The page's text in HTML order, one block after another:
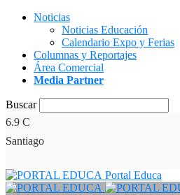
Noticias
Noticias Educación
Calendario Expo y Ferias
Columnas y Reportajes
Área Comercial
Media Partner
Buscar
6.9 C
Santiago
Portal Educa